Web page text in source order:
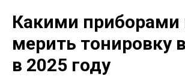
Какими
мерить тонировку
в 2025 году